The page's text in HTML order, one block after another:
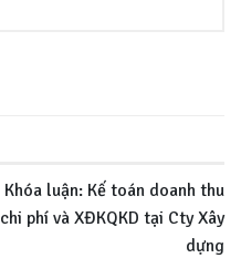
Khóa luận: Kế toán doanh thu
chi phí và XĐKQKD tại Cty Xây
dựng